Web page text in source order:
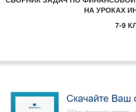
НА УРОКАХ
7-9